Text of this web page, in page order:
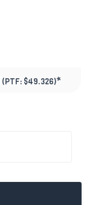
(PTF: $49.326)*